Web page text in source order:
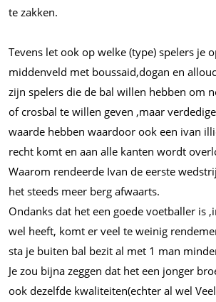
te zakken.
Tevens let ook op welke (type) spelers je
middenveld met boussaid,dogan en
zijn spelers die de bal willen hebben om
of crosbal te willen geven ,maar
waarde hebben waardoor ook een ivan
recht komt en aan alle kanten wordt
Waarom rendeerde Ivan de eerste
het steeds meer berg afwaarts.
Ondanks dat het een goede voetballer is
wel heeft, komt er veel te weinig
sta je buiten bal bezit al met 1 man
Je zou bijna zeggen dat het een jonger
ook dezelfde kwaliteiten(echter al wel